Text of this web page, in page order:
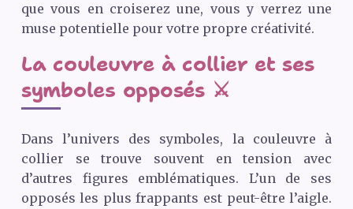
que vous en croiserez une, vous y verrez une
muse potentielle pour votre propre créativité.
La couleuvre à collier et ses
symboles opposés ⚔️
Dans l’univers des symboles, la couleuvre à
collier se trouve souvent en tension avec
d’autres figures emblématiques. L’un de ses
opposés les plus frappants est peut-être l’aigle.